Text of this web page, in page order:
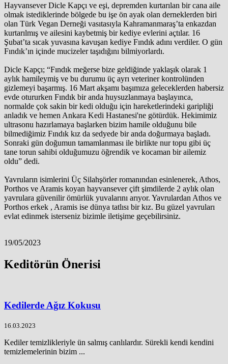
Hayvansever Dicle Kapçı ve eşi, depremden kurtarılan bir cana aile
olmak istediklerinde bölgede bu işe ön ayak olan derneklerden biri
olan Türk Vegan Derneği vasıtasıyla Kahramanmaraş’ta enkazdan
kurtarılmış ve ailesini kaybetmiş bir kediye evlerini açtılar. 16
Şubat’ta sıcak yuvasına kavuşan kediye Fındık adını verdiler. O gün
Fındık’ın içinde mucizeler taşıdığını bilmiyorlardı.
Dicle Kapçı; “Fındık meğerse bize geldiğinde yaklaşık olarak 1
aylık hamileymiş ve bu durumu üç ayrı veteriner kontrolünden
gizlemeyi başarmış. 16 Mart akşamı başımıza geleceklerden habersiz
evde otururken Fındık bir anda huysuzlanmaya başlayınca,
normalde çok sakin bir kedi olduğu için hareketlerindeki garipliği
anladık ve hemen Ankara Kedi Hastanesi'ne götürdük. Hekimimiz
ultrasonu hazırlamaya başlarken bizim hamile olduğunu bile
bilmediğimiz Fındık kız da sedyede bir anda doğurmaya başladı.
Sonraki gün doğumun tamamlanması ile birlikte nur topu gibi üç
tane torun sahibi olduğumuzu öğrendik ve kocaman bir ailemiz
oldu” dedi.
Yavruların isimlerini Üç Silahşörler romanından esinlenerek, Athos,
Porthos ve Aramis koyan hayvansever çift şimdilerde 2 aylık olan
yavrulara güvenilir ömürlük yuvalarını arıyor. Yavrulardan Athos ve
Porthos erkek , Aramis ise dünya tatlısı bir kız. Bu güzel yavruları
evlat edinmek isterseniz bizimle iletişime geçebilirsiniz.
19/05/2023
Keditörün Önerisi
Kedilerde Ağız Kokusu
16.03.2023
Kediler temizlikleriyle ün salmış canlılardır. Sürekli kendi kendini
temizlemelerinin bizim ...